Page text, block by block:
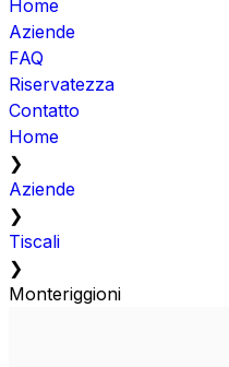
Home
Aziende
FAQ
Riservatezza
Contatto
Home
❯
Aziende
❯
Tiscali
❯
Monteriggioni